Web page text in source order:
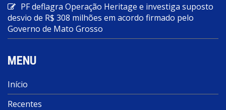
PF deflagra Operação Heritage e investiga suposto
desvio de R$ 308 milhões em acordo firmado pelo
Governo de Mato Grosso
MENU
Início
Recentes